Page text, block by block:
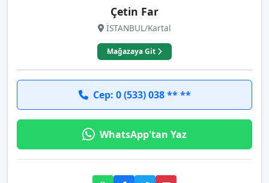
Çetin Far
İSTANBUL/Kartal
Mağazaya Git
Cep: 0 (533) 038 ** **
WhatsApp'tan Yaz